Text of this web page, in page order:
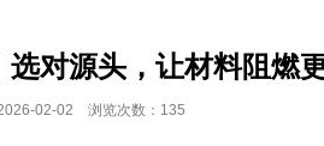
对源头，让材料阻燃
02-02 浏览次数：135